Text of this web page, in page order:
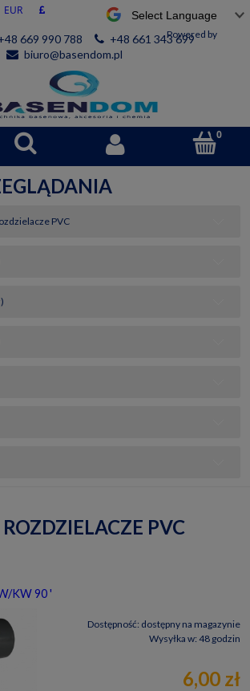
Powered by
669 990 788
+48 661 343 699
biuro@basendom.pl
PVC
PVC
KW 90 '
Dostępność: dostępny na magazynie
Wysyłka w: 48 godzin
6,00 zł